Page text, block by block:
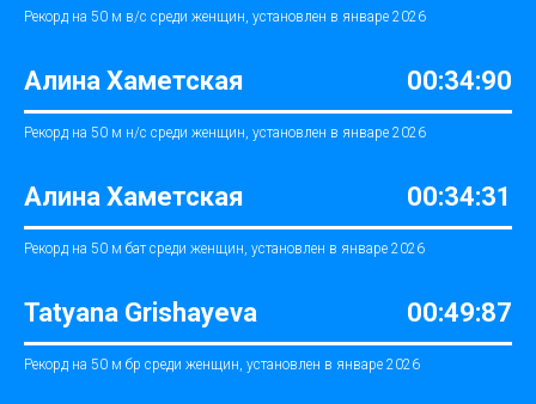
Рекорд на 50 м в/с среди женщин, установлен в январе 2026
Алина Хаметская 00:34:90
Рекорд на 50 м н/с среди женщин, установлен в январе 2026
Алина Хаметская 00:34:31
Рекорд на 50 м бат среди женщин, установлен в январе 2026
Tatyana Grishayeva 00:49:87
Рекорд на 50 м бр среди женщин, установлен в январе 2026